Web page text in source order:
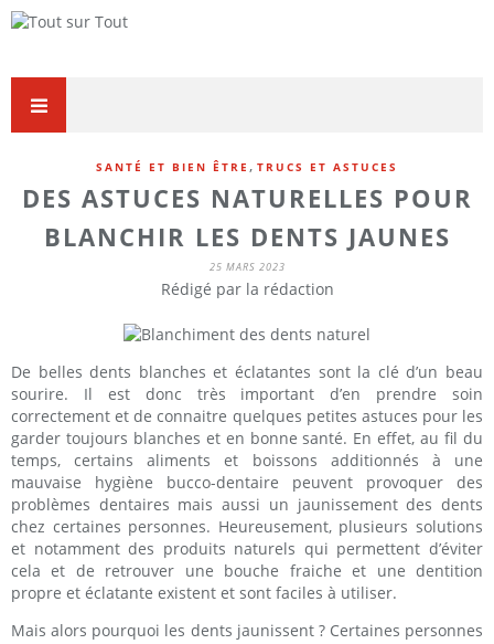
SANTÉ ET BIEN ÊTRE , TRUCS ET ASTUCES
DES ASTUCES NATURELLES POUR
BLANCHIR LES DENTS JAUNES
25 MARS 2023
Rédigé par la rédaction
De belles dents blanches et éclatantes sont la clé d’un beau
sourire. Il est donc très important d’en prendre soin
correctement et de connaitre quelques petites astuces pour les
garder toujours blanches et en bonne santé. En effet, au fil du
temps, certains aliments et boissons additionnés à une
mauvaise hygiène bucco-dentaire peuvent provoquer des
problèmes dentaires mais aussi un jaunissement des dents
chez certaines personnes. Heureusement, plusieurs solutions
et notamment des produits naturels qui permettent d’éviter
cela et de retrouver une bouche fraiche et une dentition
propre et éclatante existent et sont faciles à utiliser.
Mais alors pourquoi les dents jaunissent ? Certaines personnes